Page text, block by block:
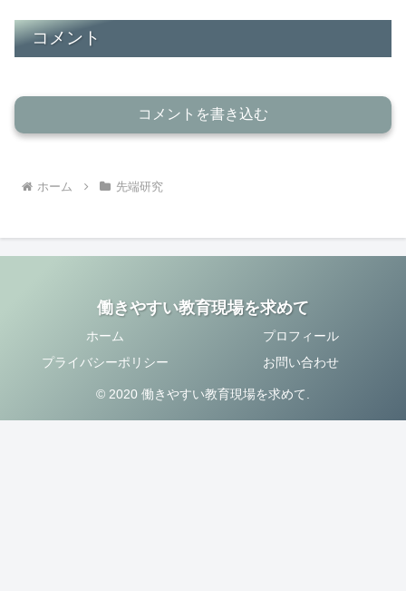
コメント
コメントを書き込む
ホーム 先端研究
働きやすい教育現場を求めて
ホーム
プロフィール
プライバシーポリシー
お問い合わせ
© 2020 働きやすい教育現場を求めて.